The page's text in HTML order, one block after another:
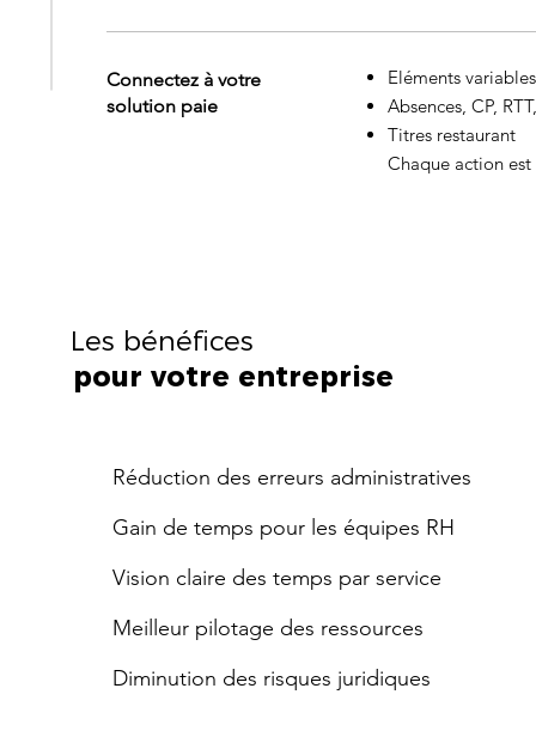
Connectez à votre
solution paie
Eléments
Absences, CP,
Titres restaurant
Chaque action
Les bénéfices
pour votre entreprise
Réduction des erreurs administratives
Gain de temps pour les équipes RH
Vision claire des temps par service
Meilleur pilotage des ressources
Diminution des risques juridiques